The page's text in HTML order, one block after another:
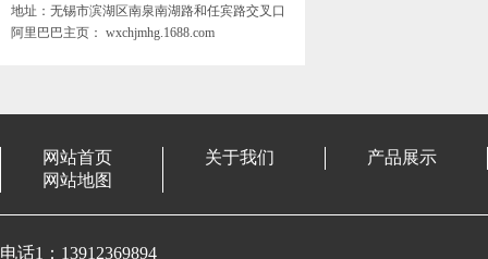
地址：无锡市滨湖区南泉南湖路和任宾路交叉口
阿里巴巴主页： wxchjmhg.1688.com
网站首页 关于我们
产品展示
网站地图
电话1：13912369894